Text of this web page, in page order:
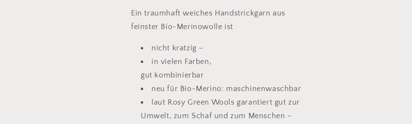
Ein traumhaft weiches Handstrickgarn aus
feinster Bio-Merinowolle ist
nicht kratzig –
in vielen Farben,
gut kombinierbar
neu für Bio-Merino: maschinenwaschbar
laut Rosy Green Wools garantiert gut zur
Umwelt, zum Schaf und zum Menschen –